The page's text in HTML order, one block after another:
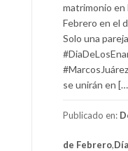
matrimonio en
Febrero en el
Solo una
se unirán en
Publicado en:
de Febrero,